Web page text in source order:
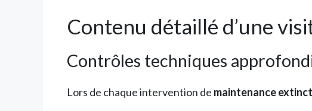
Contenu détaillé d’une
Contrôles techniques
Lors de chaque intervention de maintenance